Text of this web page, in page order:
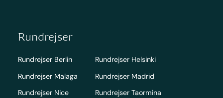
Rundrejser
Rundrejser Berlin
Rundrejser Malaga
Rundrejser Nice
Rundrejser Helsinki
Rundrejser Madrid
Rundrejser Taormina